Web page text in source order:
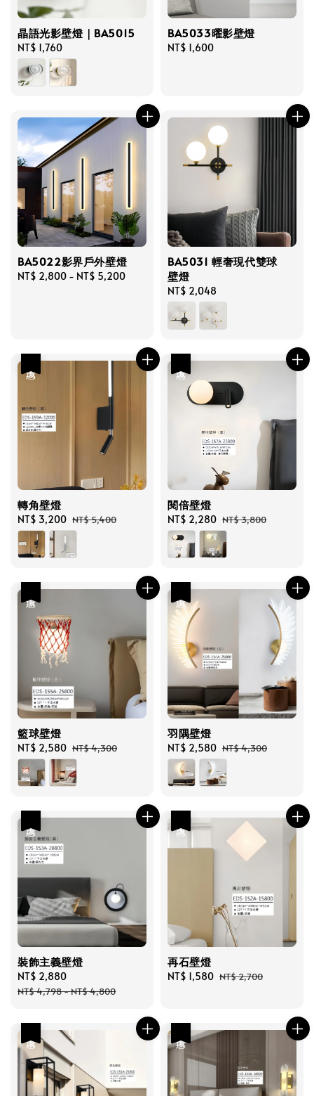
晶語光影壁燈｜BA5015
Regular
price
NT$ 1,760
BA5033曜影壁燈
Regular
NT$ 1,600
BA5022影界戶外壁燈
Regular
NT$ 2,800 - NT$ 5,200
BA5031 輕奢現代雙球
壁燈
Regular
price
NT$ 2,048
轉角壁燈
Sale
price
NT$ 3,200 Regular
price
NT$ 5,400
閱倍壁燈
Sale
price
NT$ 2,280 Regular
price
NT$ 3,800
籃球壁燈
Sale
price
NT$ 2,580 Regular
price
NT$ 4,300
羽隅壁燈
Sale
price
NT$ 2,580 Regular
price
NT$ 4,300
裝飾主義壁燈
Sale
price
NT$ 2,880
price
NT$ 4,798-NT$ 4,800
再石壁燈
Sale
NT$ 1,580 Regular
NT$ 2,700